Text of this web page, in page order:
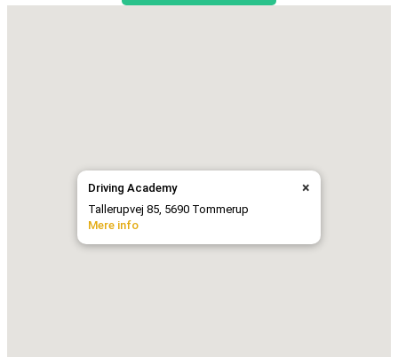
×
Driving Academy
Tallerupvej 85, 5690 Tommerup
Mere info